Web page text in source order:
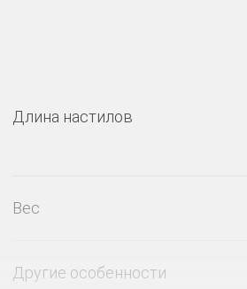
Длина настилов
Вес
Другие особенности